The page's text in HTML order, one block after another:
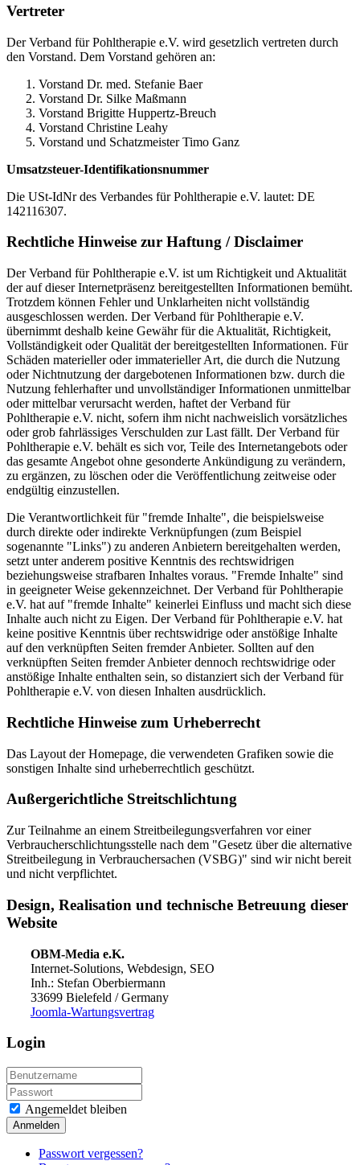
Vertreter
Der Verband für Pohltherapie e.V. wird gesetzlich vertreten durch
den Vorstand. Dem Vorstand gehören an:
Vorstand Dr. med. Stefanie Baer
Vorstand Dr. Silke Maßmann
Vorstand Brigitte Huppertz-Breuch
Vorstand Christine Leahy
Vorstand und Schatzmeister Timo Ganz
Umsatzsteuer-Identifikationsnummer
Die USt-IdNr des Verbandes für Pohltherapie e.V. lautet: DE
142116307.
Rechtliche Hinweise zur Haftung / Disclaimer
Der Verband für Pohltherapie e.V. ist um Richtigkeit und Aktualität
der auf dieser Internetpräsenz bereitgestellten Informationen bemüht.
Trotzdem können Fehler und Unklarheiten nicht vollständig
ausgeschlossen werden. Der Verband für Pohltherapie e.V.
übernimmt deshalb keine Gewähr für die Aktualität, Richtigkeit,
Vollständigkeit oder Qualität der bereitgestellten Informationen. Für
Schäden materieller oder immaterieller Art, die durch die Nutzung
oder Nichtnutzung der dargebotenen Informationen bzw. durch die
Nutzung fehlerhafter und unvollständiger Informationen unmittelbar
oder mittelbar verursacht werden, haftet der Verband für
Pohltherapie e.V. nicht, sofern ihm nicht nachweislich vorsätzliches
oder grob fahrlässiges Verschulden zur Last fällt. Der Verband für
Pohltherapie e.V. behält es sich vor, Teile des Internetangebots oder
das gesamte Angebot ohne gesonderte Ankündigung zu verändern,
zu ergänzen, zu löschen oder die Veröffentlichung zeitweise oder
endgültig einzustellen.
Die Verantwortlichkeit für "fremde Inhalte", die beispielsweise
durch direkte oder indirekte Verknüpfungen (zum Beispiel
sogenannte "Links") zu anderen Anbietern bereitgehalten werden,
setzt unter anderem positive Kenntnis des rechtswidrigen
beziehungsweise strafbaren Inhaltes voraus. "Fremde Inhalte" sind
in geeigneter Weise gekennzeichnet. Der Verband für Pohltherapie
e.V. hat auf "fremde Inhalte" keinerlei Einfluss und macht sich diese
Inhalte auch nicht zu Eigen. Der Verband für Pohltherapie e.V. hat
keine positive Kenntnis über rechtswidrige oder anstößige Inhalte
auf den verknüpften Seiten fremder Anbieter. Sollten auf den
verknüpften Seiten fremder Anbieter dennoch rechtswidrige oder
anstößige Inhalte enthalten sein, so distanziert sich der Verband für
Pohltherapie e.V. von diesen Inhalten ausdrücklich.
Rechtliche Hinweise zum Urheberrecht
Das Layout der Homepage, die verwendeten Grafiken sowie die
sonstigen Inhalte sind urheberrechtlich geschützt.
Außergerichtliche Streitschlichtung
Zur Teilnahme an einem Streitbeilegungsverfahren vor einer
Verbraucherschlichtungsstelle nach dem "Gesetz über die alternative
Streitbeilegung in Verbrauchersachen (VSBG)" sind wir nicht bereit
und nicht verpflichtet.
Design, Realisation und technische Betreuung dieser
Website
OBM-Media e.K.
Internet-Solutions, Webdesign, SEO
Inh.: Stefan Oberbiermann
33699 Bielefeld / Germany
Joomla-Wartungsvertrag
Login
Angemeldet bleiben
Anmelden
Passwort vergessen?